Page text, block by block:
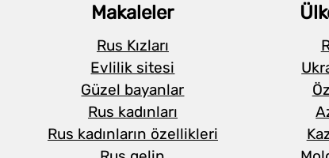
Makaleler
Rus Kızları
Evlilik sitesi
Güzel bayanlar
Rus kadınları
Rus kadınların özellikleri